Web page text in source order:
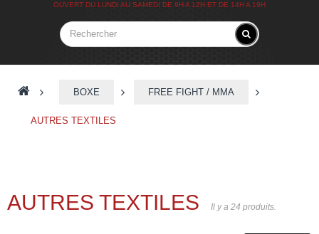
OUVERT DU LUNDI AU SAMEDI DE 9H A 12H ET DE 14H A 19H
> BOXE > FREE FIGHT / MMA
AUTRES TEXTILES
AUTRES TEXTILES Il y a 24 produits.